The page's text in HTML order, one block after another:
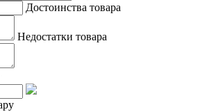
Достоинства товара
Недостатки товара